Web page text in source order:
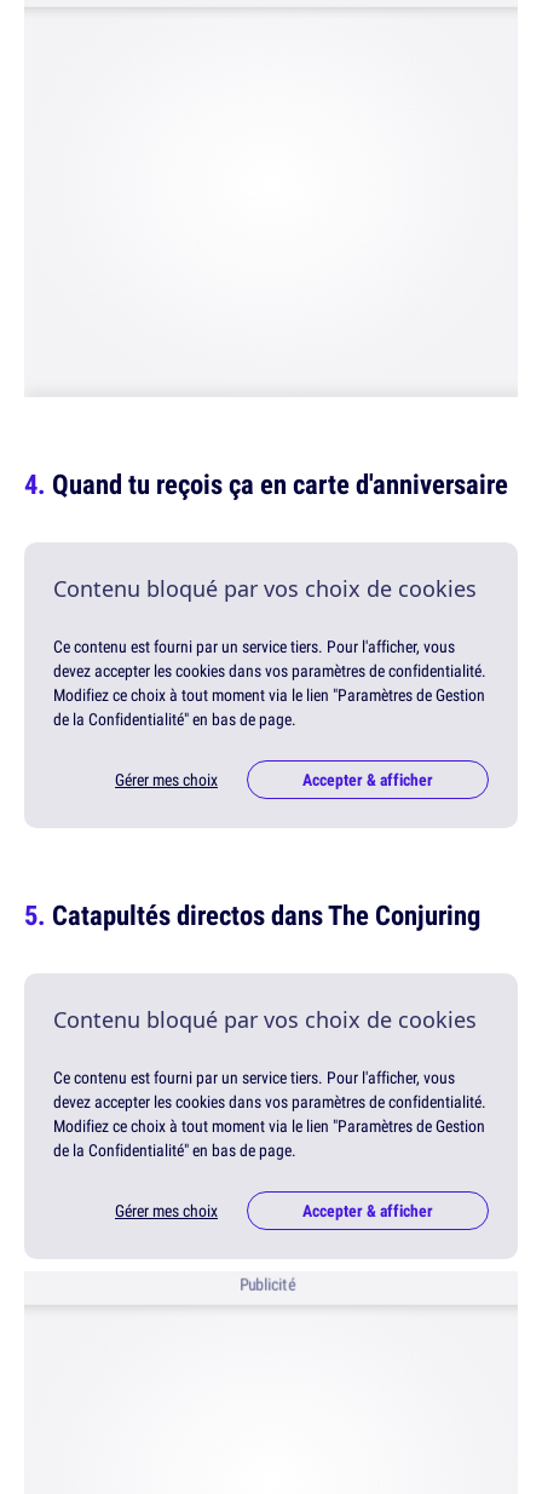
Quand tu reçois ça en carte d'anniversaire
Contenu bloqué par vos choix de cookies
Ce contenu est fourni par un service tiers. Pour l'afficher, vous
devez accepter les cookies dans vos paramètres de confidentialité.
Modifiez ce choix à tout moment via le lien "Paramètres de Gestion
de la Confidentialité" en bas de page.
Gérer mes choix Accepter & afficher
Catapultés directos dans The Conjuring
Contenu bloqué par vos choix de cookies
Ce contenu est fourni par un service tiers. Pour l'afficher, vous
devez accepter les cookies dans vos paramètres de confidentialité.
Modifiez ce choix à tout moment via le lien "Paramètres de Gestion
de la Confidentialité" en bas de page.
Gérer mes choix Accepter & afficher
Publicité